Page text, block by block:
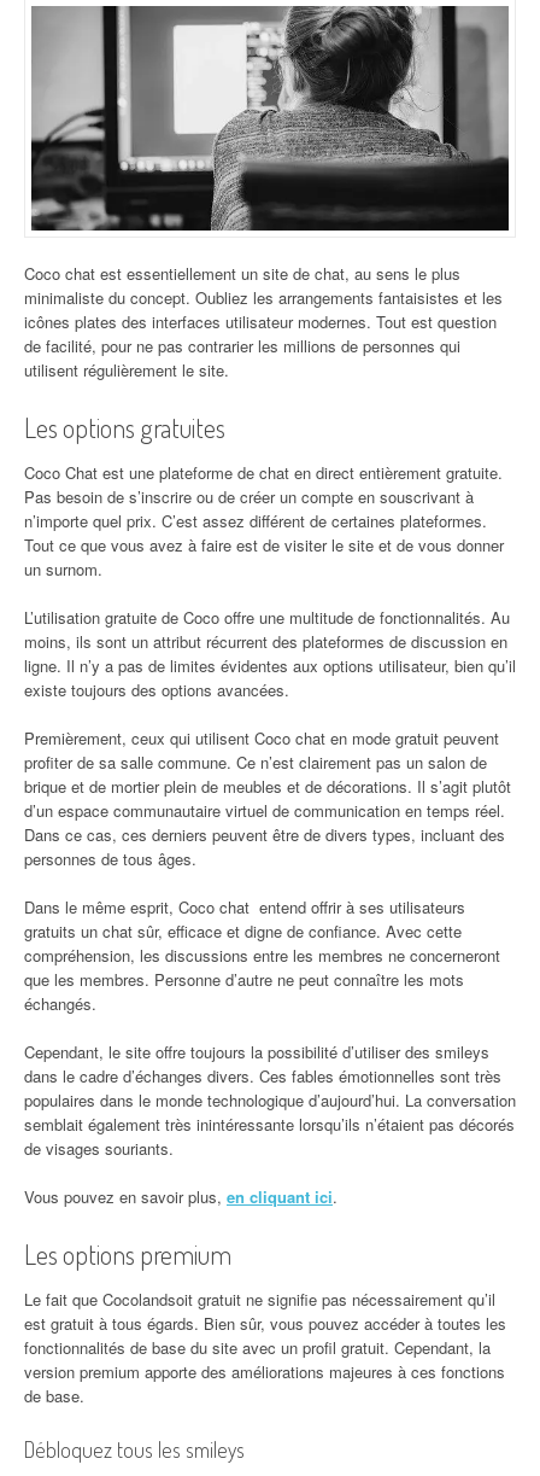
Coco chat est essentiellement un site de chat, au sens le plus
minimaliste du concept. Oubliez les arrangements fantaisistes et les
icônes plates des interfaces utilisateur modernes. Tout est question
de facilité, pour ne pas contrarier les millions de personnes qui
utilisent régulièrement le site.
Les options gratuites
Coco Chat est une plateforme de chat en direct entièrement gratuite.
Pas besoin de s’inscrire ou de créer un compte en souscrivant à
n’importe quel prix. C’est assez différent de certaines plateformes.
Tout ce que vous avez à faire est de visiter le site et de vous donner
un surnom.
L’utilisation gratuite de Coco offre une multitude de fonctionnalités. Au
moins, ils sont un attribut récurrent des plateformes de discussion en
ligne. Il n’y a pas de limites évidentes aux options utilisateur, bien qu’il
existe toujours des options avancées.
Premièrement, ceux qui utilisent Coco chat en mode gratuit peuvent
profiter de sa salle commune. Ce n’est clairement pas un salon de
brique et de mortier plein de meubles et de décorations. Il s’agit plutôt
d’un espace communautaire virtuel de communication en temps réel.
Dans ce cas, ces derniers peuvent être de divers types, incluant des
personnes de tous âges.
Dans le même esprit, Coco chat entend offrir à ses utilisateurs
gratuits un chat sûr, efficace et digne de confiance. Avec cette
compréhension, les discussions entre les membres ne concerneront
que les membres. Personne d’autre ne peut connaître les mots
échangés.
Cependant, le site offre toujours la possibilité d’utiliser des smileys
dans le cadre d’échanges divers. Ces fables émotionnelles sont très
populaires dans le monde technologique d’aujourd’hui. La conversation
semblait également très inintéressante lorsqu’ils n’étaient pas décorés
de visages souriants.
Vous pouvez en savoir plus, en cliquant ici.
Les options premium
Le fait que Cocolandsoit gratuit ne signifie pas nécessairement qu’il
est gratuit à tous égards. Bien sûr, vous pouvez accéder à toutes les
fonctionnalités de base du site avec un profil gratuit. Cependant, la
version premium apporte des améliorations majeures à ces fonctions
de base.
Débloquez tous les smileys